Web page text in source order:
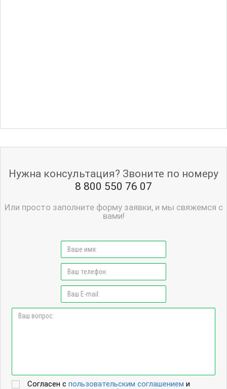
Нужна консультация? Звоните по номеру
8 800 550 76 07
Или просто заполните форму заявки, и мы свяжемся с
вами!
Согласен спользовательским соглашением и